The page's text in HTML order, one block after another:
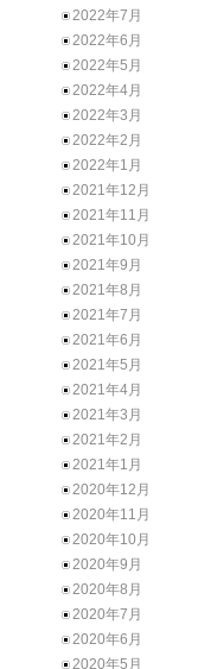
2022年7月
2022年6月
2022年5月
2022年4月
2022年3月
2022年2月
2022年1月
2021年12月
2021年11月
2021年10月
2021年9月
2021年8月
2021年7月
2021年6月
2021年5月
2021年4月
2021年3月
2021年2月
2021年1月
2020年12月
2020年11月
2020年10月
2020年9月
2020年8月
2020年7月
2020年6月
2020年5月